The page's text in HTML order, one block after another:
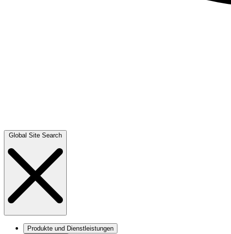
Global Site Search
Produkte und Dienstleistungen